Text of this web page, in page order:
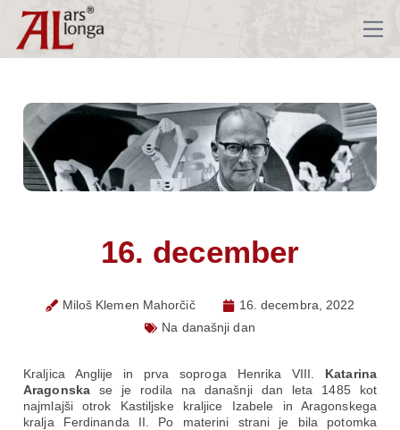
16. december
Miloš Klemen Mahorčič
16. decembra, 2022
Na današnji dan
Kraljica Anglije in prva soproga Henrika VIII. Katarina
Aragonskase je rodila na današnji dan leta 1485 kot
najmlajši otrok Kastiljske kraljice Izabele in Aragonskega
kralja Ferdinanda II. Po materini strani je bila potomka